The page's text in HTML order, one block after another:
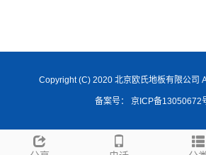
Copyright (C) 2020 北京欧氏地板有限公司
备案号： 京ICP备13050672